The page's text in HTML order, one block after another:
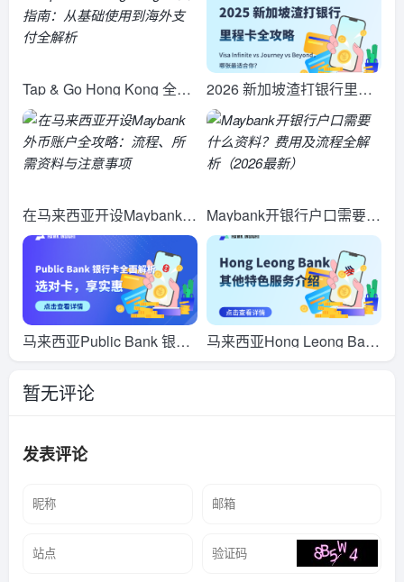
（附完整操作指南）
用与费用限额详解
Tap & Go Hong Kong 全面
指南：从基础使用到海外支
付全解析
2026 新加坡渣打银行里程
卡全攻略：Visa Infinite vs
Journey vs Beyond，哪张
最适合你？
在马来西亚开设Maybank外
币账户全攻略：流程、所需
资料与注意事项
Maybank开银行户口需要什
么资料？费用及流程全解析
（2026最新）
马来西亚Public Bank 银行
卡全面解析：选对卡，享实
惠
马来西亚Hong Leong Bank
其他特色服务介绍
暂无评论
发表评论